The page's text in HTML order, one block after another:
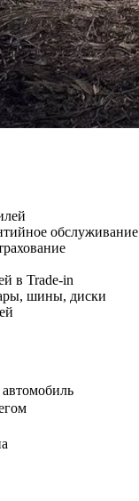
обслуживание
в Trade-in
шины, диски